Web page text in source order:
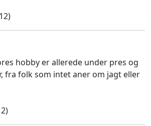
hobby er allerede under pres og
fra folk som intet aner om jagt eller